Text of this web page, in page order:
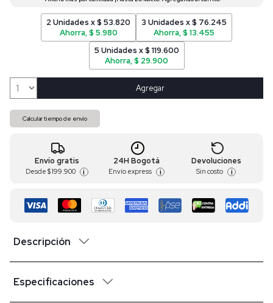
2 Unidades x $ 53.820
Ahorra, $ 5.980
3 Unidades x $ 76.245
Ahorra, $ 13.455
5 Unidades x $ 119.600
Ahorra, $ 29.900
Agregar
Calcular tiempo de envío
Envío gratis
Desde $ 199.900 i
24H Bogotá
Envío express i
Devoluciones
Sin costo i
Descripción
Especificaciones